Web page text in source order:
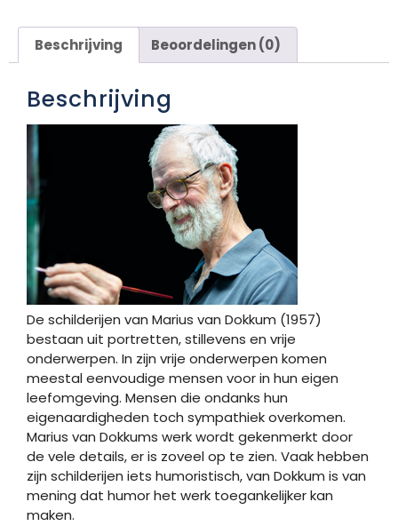
Beschrijving Beoordelingen (0)
Beschrijving
De schilderijen van Marius van Dokkum (1957)
bestaan uit portretten, stillevens en vrije
onderwerpen. In zijn vrije onderwerpen komen
meestal eenvoudige mensen voor in hun eigen
leefomgeving. Mensen die ondanks hun
eigenaardigheden toch sympathiek overkomen.
Marius van Dokkums werk wordt gekenmerkt door
de vele details, er is zoveel op te zien. Vaak hebben
zijn schilderijen iets humoristisch, van Dokkum is van
mening dat humor het werk toegankelijker kan
maken.